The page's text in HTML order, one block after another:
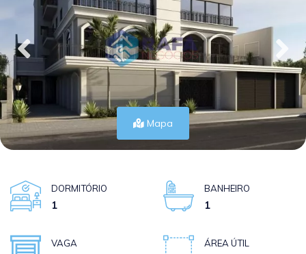
Mapa
DORMITÓRIO
1
BANHEIRO
1
VAGA ÁREA ÚTIL